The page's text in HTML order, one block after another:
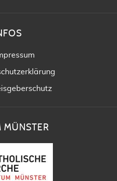
MÜNSTER